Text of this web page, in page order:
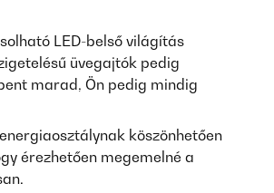
LED-belső világítás
üvegajtók pedig
marad, Ön pedig mindig
köszönhetően
érezhetően megemelné a